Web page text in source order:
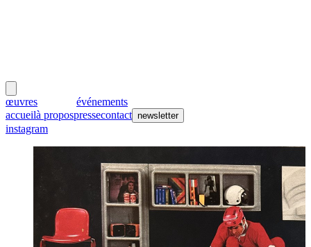
œuvres
événements
accueilà propospressecontact newsletter
instagram